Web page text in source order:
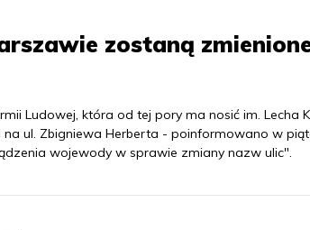
zostaną
Ludowej, która od tej pory ma nosić im. Lecha
ul. Zbigniewa Herberta - poinformowano w
wojewody w sprawie zmiany nazw ulic".